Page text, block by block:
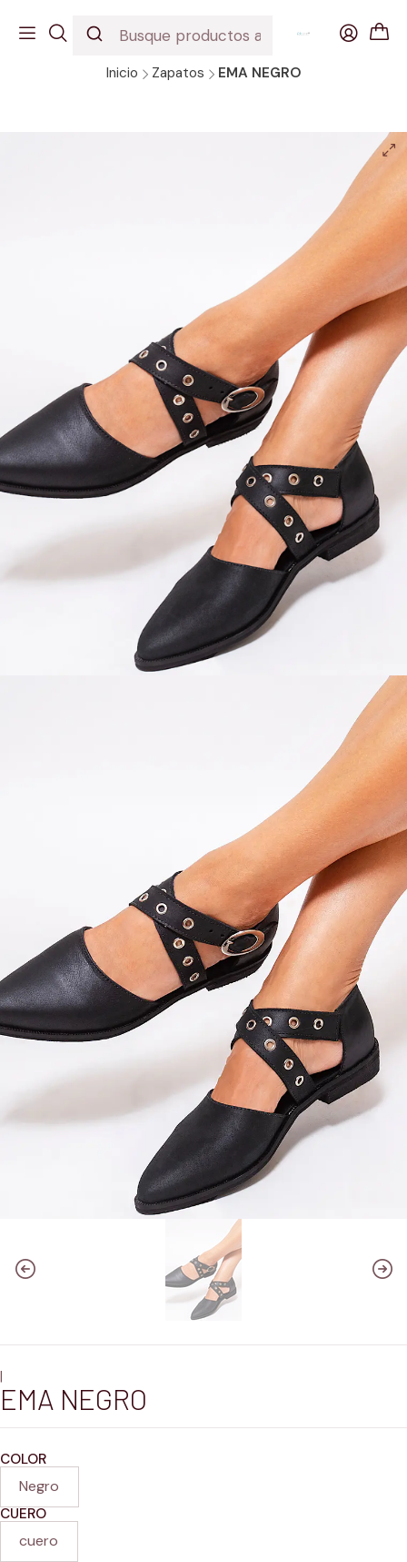
DESCUBRE NUESTROS INCREIBLES MODELOS
Inicio Zapatos EMA NEGRO
|
EMA NEGRO
COLOR
Negro
CUERO
cuero